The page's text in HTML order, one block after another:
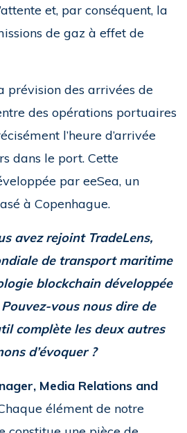
et, par conséquent, la
de gaz à effet de
prévision des arrivées de
des opérations portuaires
l’heure d’arrivée
dans le port. Cette
par eeSea, un
à Copenhague.
avez rejoint TradeLens,
de transport maritime
blockchain développée
vous nous dire de
complète les deux autres
d’évoquer ?
Media Relations and
élément de notre